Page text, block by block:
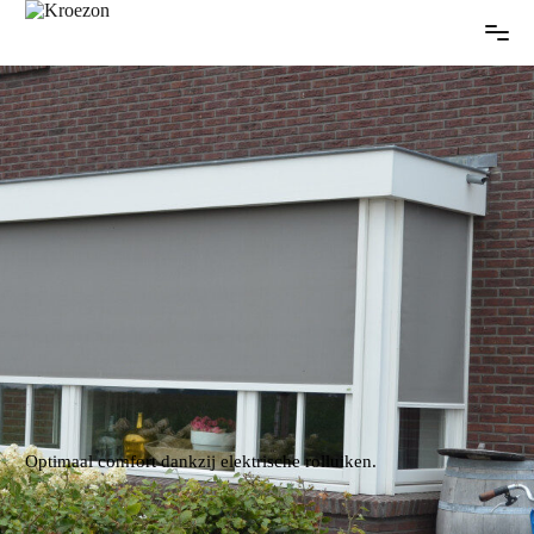
Optimaal comfort dankzij elektrische rolluiken.